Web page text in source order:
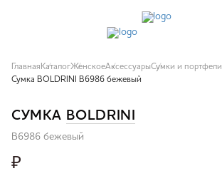
Главная КаталогЖенскоеАксессуарыСумки и портфели
Сумка BOLDRINI B6986 бежевый
СУМКА BOLDRINI
B6986 бежевый
₽